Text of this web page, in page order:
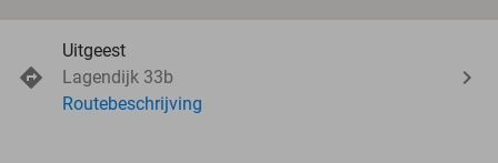
Uitgeest
Lagendijk 33b
Routebeschrijving